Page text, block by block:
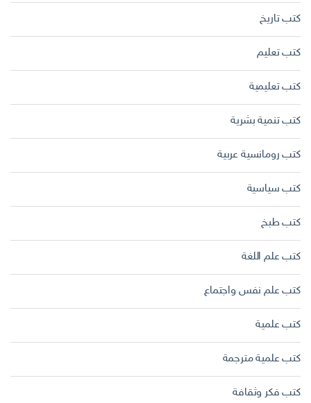
كتب تاريخ
كتب تعليم
كتب تعليمية
كتب تنمية بشرية
كتب رومانسية عربية
كتب سياسية
كتب طبخ
كتب علم اللغة
كتب علم نفس واجتماع
كتب علمية
كتب علمية مترجمة
كتب فكر وثقافة